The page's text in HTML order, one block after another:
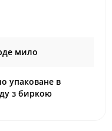
мило
упаковане в
з биркою